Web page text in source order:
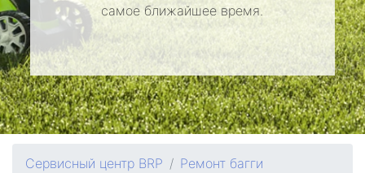
самое ближайшее время.
Сервисный центр BRP
Ремонт багги